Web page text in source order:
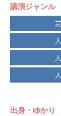
講演ジャンル
出身・ゆかり